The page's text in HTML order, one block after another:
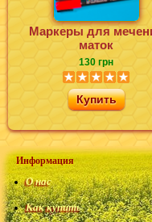
Маркеры для
маток
130 грн
Купить
Информация
О нас
Как купить